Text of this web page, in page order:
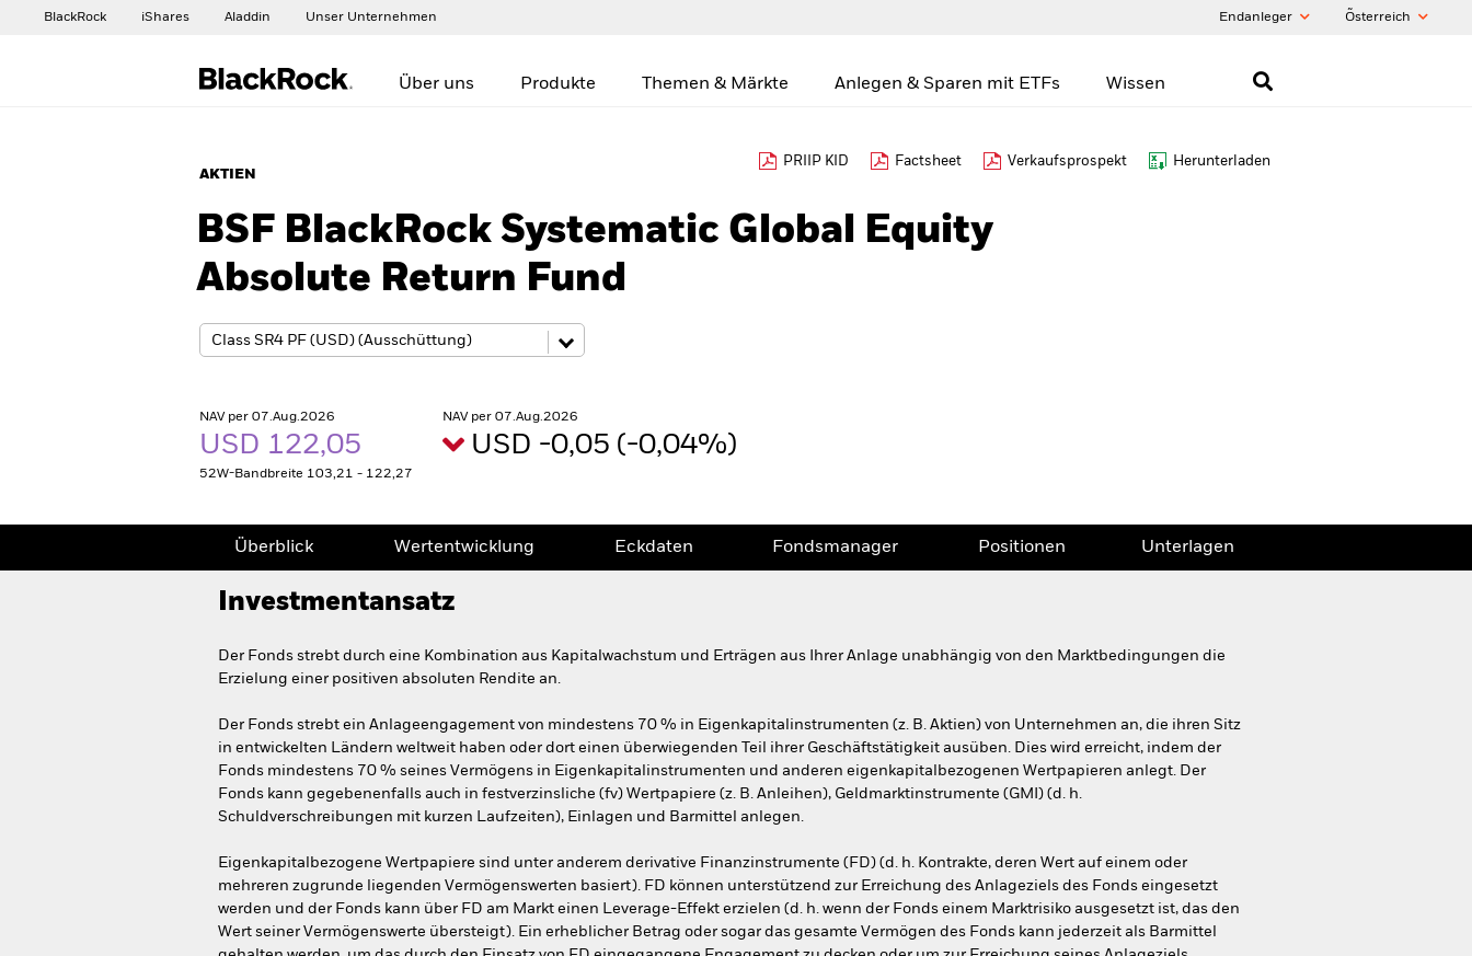
BlackRock iShares Aladdin Unser Unternehmen Endanleger Õsterreich
Über uns Produkte Themen & Märkte Anlegen & Sparen mit ETFs Wissen
AKTIEN
PRIIP KID Factsheet Verkaufsprospekt Herunterladen
BSF BlackRock Systematic Global Equity
Absolute Return Fund
NAV per 07.Aug.2026
USD 122,05
52W-Bandbreite 103,21 - 122,27
NAV per 07.Aug.2026
USD -0,05 (-0,04%)
Überblick Wertentwicklung Eckdaten Fondsmanager Positionen Unterlagen
Investmentansatz
Der Fonds strebt durch eine Kombination aus Kapitalwachstum und Erträgen aus Ihrer Anlage unabhängig von den Marktbedingungen die
Erzielung einer positiven absoluten Rendite an.
Der Fonds strebt ein Anlageengagement von mindestens 70 % in Eigenkapitalinstrumenten (z. B. Aktien) von Unternehmen an, die ihren Sitz
in entwickelten Ländern weltweit haben oder dort einen überwiegenden Teil ihrer Geschäftstätigkeit ausüben. Dies wird erreicht, indem der
Fonds mindestens 70 % seines Vermögens in Eigenkapitalinstrumenten und anderen eigenkapitalbezogenen Wertpapieren anlegt. Der
Fonds kann gegebenenfalls auch in festverzinsliche (fv) Wertpapiere (z. B. Anleihen), Geldmarktinstrumente (GMI) (d. h.
Schuldverschreibungen mit kurzen Laufzeiten), Einlagen und Barmittel anlegen.
Eigenkapitalbezogene Wertpapiere sind unter anderem derivative Finanzinstrumente (FD) (d. h. Kontrakte, deren Wert auf einem oder
mehreren zugrunde liegenden Vermögenswerten basiert). FD können unterstützend zur Erreichung des Anlageziels des Fonds eingesetzt
werden und der Fonds kann über FD am Markt einen Leverage-Effekt erzielen (d. h. wenn der Fonds einem Marktrisiko ausgesetzt ist, das den
Wert seiner Vermögenswerte übersteigt). Ein erheblicher Betrag oder sogar das gesamte Vermögen des Fonds kann jederzeit als Barmittel